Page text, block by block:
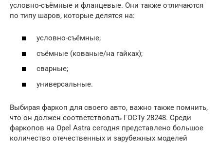
условно-съёмные и фланцевые. Они также отличаются
по типу шаров, которые делятся на:
условно-съёмные;
съёмные (кованые/на гайках);
сварные;
универсальные.
Выбирая фаркоп для своего авто, важно также помнить,
что он должен соответствовать ГОСТу 28248. Среди
фаркопов на Opel Astra сегодня представлено большое
количество отечественных и зарубежных моделей